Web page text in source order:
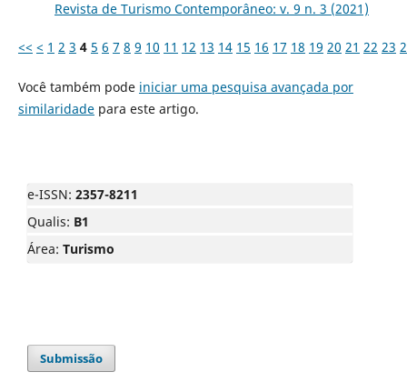
Revista de Turismo Contemporâneo: v. 9 n. 3 (2021)
<< < 1 2 3 4 5 6 7 8 9 10 11 12 13 14 15 16 17 18 19 20 21 22 23
Você também pode iniciar uma pesquisa avançada por
similaridadepara este artigo.
e-ISSN: 2357-8211
Qualis: B1
Área: Turismo
Submissão